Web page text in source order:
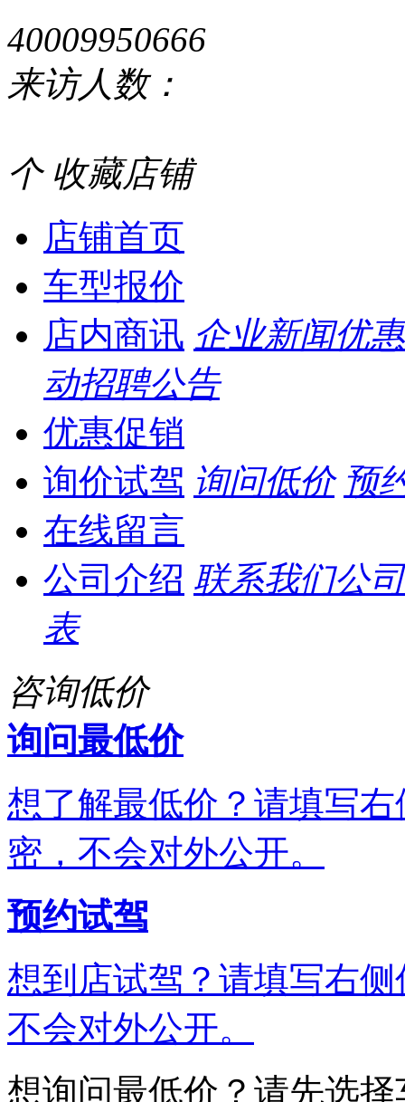
40009950666
来访人数：
个 收藏店铺
店铺首页
车型报价
店内商讯 企业新闻优
动招聘公告
优惠促销
询价试驾 询问低价 预
在线留言
公司介绍 联系我们公
表
咨询低价
询问最低价
想了解最低价？请填写
密，不会对外公开。
预约试驾
想到店试驾？请填写右
不会对外公开。
想询问最低价？请先选